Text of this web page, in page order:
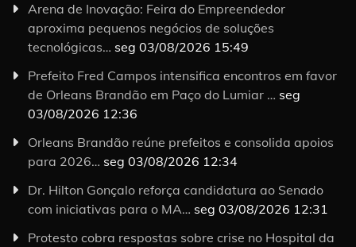
Arena de Inovação: Feira do Empreendedor
aproxima pequenos negócios de soluções
tecnológicas… seg 03/08/2026 15:49
Prefeito Fred Campos intensifica encontros em favor
de Orleans Brandão em Paço do Lumiar … seg
03/08/2026 12:36
Orleans Brandão reúne prefeitos e consolida apoios
para 2026… seg 03/08/2026 12:34
Dr. Hilton Gonçalo reforça candidatura ao Senado
com iniciativas para o MA… seg 03/08/2026 12:31
Protesto cobra respostas sobre crise no Hospital da